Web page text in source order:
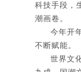
科技手段，
潮画卷。
今年开
不断赋能。
世界文